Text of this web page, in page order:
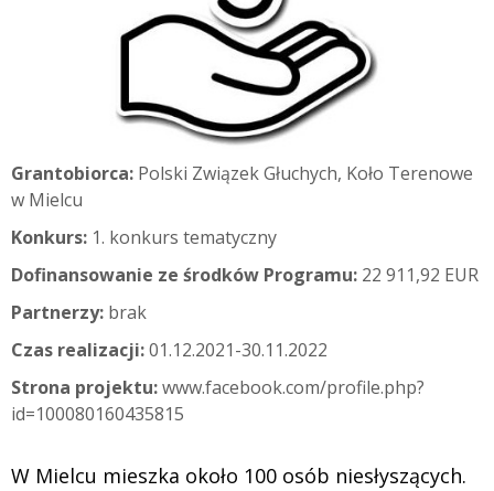
Grantobiorca: Polski Związek Głuchych, Koło Terenowe
w Mielcu
Konkurs: 1. konkurs tematyczny
Dofinansowanie ze środków Programu: 22 911,92 EUR
Partnerzy: brak
Czas realizacji:01.12.2021-30.11.2022
Strona projektu:www.facebook.com/profile.php?
id=100080160435815
W Mielcu mieszka około 100 osób niesłyszących.